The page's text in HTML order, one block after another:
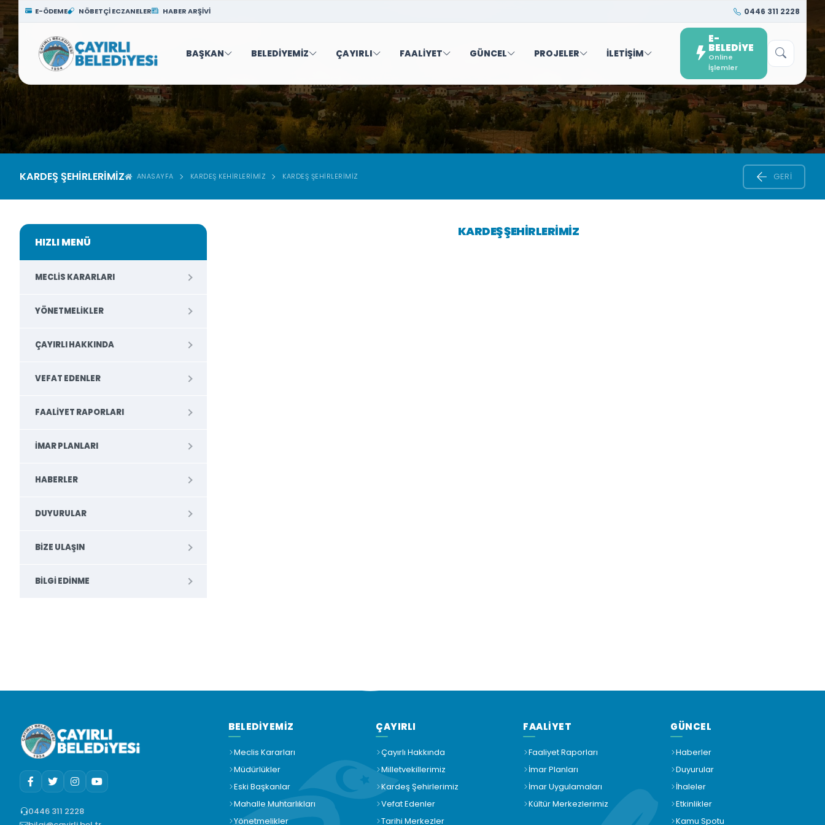
E-ÖDEME NÖBETÇİ ECZANELER HABER ARŞİVİ 0446 311 2228
BAŞKAN BELEDİYEMİZ ÇAYIRLI FAALİYET GÜNCEL PROJELER İLETİŞİM
E-
BELEDİYE
Online
İşlemler
KARDEŞ ŞEHİRLERİMİZ ANASAYFA KARDEŞ KEHIRLERIMIZ KARDEŞ ŞEHİRLERİMİZ GERI
KARDEŞ ŞEHİRLERİMİZ
HIZLI MENÜ
MECLIS KARARLARI
YÖNETMELIKLER
ÇAYIRLI HAKKINDA
VEFAT EDENLER
FAALIYET RAPORLARI
İMAR PLANLARI
HABERLER
DUYURULAR
BIZE ULAŞIN
BILGI EDINME
0446 311 2228
BELEDİYEMİZ
Meclis Kararları
Müdürlükler
Eski Başkanlar
Mahalle Muhtarlıkları
Yönetmelikler
ÇAYIRLI
Çayırlı Hakkında
Milletvekillerimiz
Kardeş Şehirlerimiz
Vefat Edenler
Tarihi Merkezler
FAALİYET
Faaliyet Raporları
İmar Planları
İmar Uygulamaları
Kültür Merkezlerimiz
GÜNCEL
Haberler
Duyurular
İhaleler
Etkinlikler
Kamu Spotu